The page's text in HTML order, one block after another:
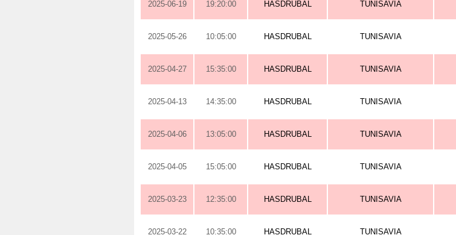
2025-06-19 19:20:00 HASDRUBAL TUNISAVIA
2025-05-26 10:05:00 HASDRUBAL TUNISAVIA
2025-04-27 15:35:00 HASDRUBAL TUNISAVIA
2025-04-13 14:35:00 HASDRUBAL TUNISAVIA
2025-04-06 13:05:00 HASDRUBAL TUNISAVIA
2025-04-05 15:05:00 HASDRUBAL TUNISAVIA
2025-03-23 12:35:00 HASDRUBAL TUNISAVIA
2025-03-22 10:35:00 HASDRUBAL TUNISAVIA